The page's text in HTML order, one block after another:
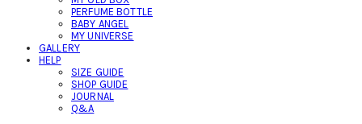
PERFUME BOTTLE
BABY ANGEL
MY UNIVERSE
GALLERY
HELP
SIZE GUIDE
SHOP GUIDE
JOURNAL
Q&A